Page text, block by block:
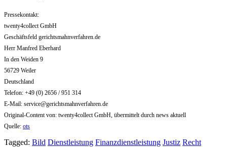
Pressekontakt:
twenty4collect GmbH
Geschäftsfeld gerichtsmahnverfahren.de
Herr Manfred Eberhard
In den Weiden 9
56729 Weiler
Deutschland
Telefon: +49 (0) 2656 / 951 314
E-Mail: service@gerichtsmahnverfahren.de
Original-Content von: twenty4collect GmbH, übermittelt durch news aktuell
Quelle: ots
Tagged: Bild Dienstleistung Finanzdienstleistung Justiz Recht